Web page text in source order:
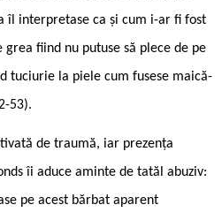
îl interpretase ca și cum i-ar fi fost
grea fiind nu putuse să plece de pe
tuciurie la piele cum fusese maică-
53).
de traumă, iar prezența
îi aduce aminte de tatăl abuziv:
pe acest bărbat aparent